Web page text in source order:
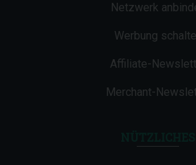
Netzwerk
Werbung
Affiliate-
Merchant-